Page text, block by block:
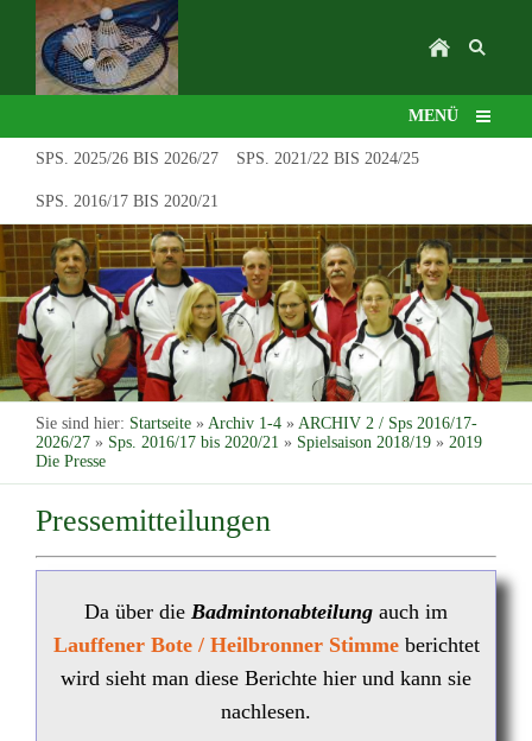
MENÜ
SPS. 2025/26 BIS 2026/27 SPS. 2021/22 BIS 2024/25
SPS. 2016/17 BIS 2020/21
Sie sind hier: Startseite » Archiv 1-4 » ARCHIV 2 / Sps 2016/17-
2026/27 » Sps. 2016/17 bis 2020/21 » Spielsaison 2018/19 » 2019
Die Presse
Pressemitteilungen
Da über die Badmintonabteilung auch im
Lauffener Bote / Heilbronner Stimme berichtet
wird sieht man diese Berichte hier und kann sie
nachlesen.